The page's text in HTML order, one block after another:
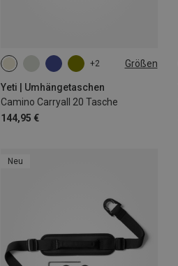
+2 Größen
Yeti | Umhängetaschen
Camino Carryall 20 Tasche
144,95 €
20L
Neu